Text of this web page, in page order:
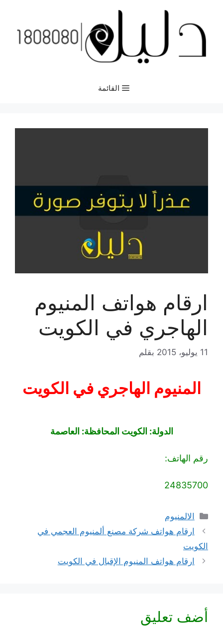
المحتوى
القائمة
ارقام هواتف المنيوم
الهاجري في الكويت
11 يوليو، 2015 بقلم
المنيوم الهاجري في الكويت
الدولة: الكويت المحافظة: العاصمة
رقم الهاتف:
24835700
التصنيفات
الالمنيوم
ارقام هواتف شركة مصنع ألمنيوم العجمي في
الكويت
ارقام هواتف المنيوم الإقبال في الكويت
أضف تعليق